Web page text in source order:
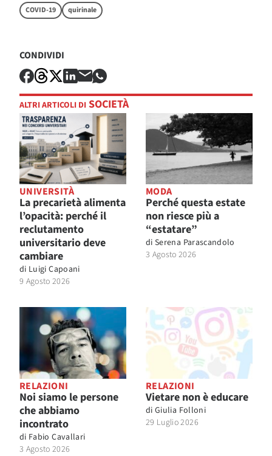
COVID-19 quirinale
CONDIVIDI
ALTRI ARTICOLI DI SOCIETÀ
UNIVERSITÀ
La precarietà alimenta
l’opacità: perché il
reclutamento
universitario deve
cambiare
di Luigi Capoani
9 Agosto 2026
MODA
Perché questa estate
non riesce più a
“estatare”
di Serena Parascandolo
3 Agosto 2026
RELAZIONI
Noi siamo le persone
che abbiamo
incontrato
di Fabio Cavallari
3 Agosto 2026
RELAZIONI
Vietare non è educare
di Giulia Folloni
29 Luglio 2026